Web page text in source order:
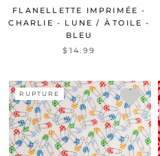
FLANELLETTE IMPRIMÉE -
CHARLIE - LUNE / ÀTOILE -
BLEU
$14.99
RUPTURE